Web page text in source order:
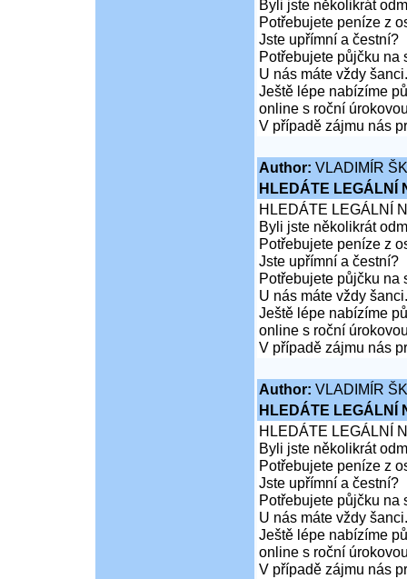
Byli jste několikrát
Potřebujete peníze z
Jste upřímní a čestní?
Potřebujete půjčku na
U nás máte vždy šanci.
Ještě lépe nabízíme
online s roční
V případě zájmu nás
Author: VLADIMÍR
HLEDÁTE LEGÁLNÍ
HLEDÁTE LEGÁLNÍ
Byli jste několikrát
Potřebujete peníze z
Jste upřímní a čestní?
Potřebujete půjčku na
U nás máte vždy šanci.
Ještě lépe nabízíme
online s roční
V případě zájmu nás
Author: VLADIMÍR
HLEDÁTE LEGÁLNÍ
HLEDÁTE LEGÁLNÍ
Byli jste několikrát
Potřebujete peníze z
Jste upřímní a čestní?
Potřebujete půjčku na
U nás máte vždy šanci.
Ještě lépe nabízíme
online s roční
V případě zájmu nás